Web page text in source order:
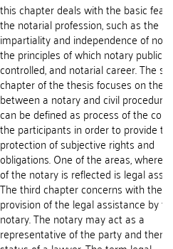
this chapter deals with the basic
the notarial profession, such as the
impartiality and independence of
the principles of which notary public is
controlled, and notarial career. The
chapter of the thesis focuses on the
between a notary and civil
can be defined as process of the
the participants in order to provide
protection of subjective rights and
obligations. One of the areas, where
of the notary is reflected is legal
The third chapter concerns with the
provision of the legal assistance by
notary. The notary may act as a
representative of the party and then